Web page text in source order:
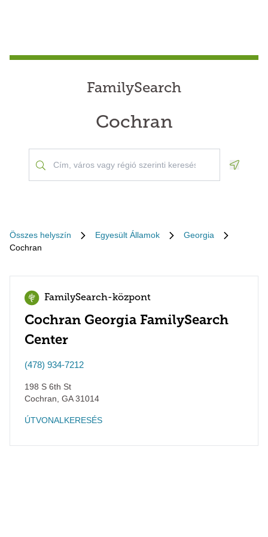
FamilySearch
Cochran
Összes helyszín Egyesült Államok
Georgia
Cochran
FamilySearch-központ
Cochran Georgia FamilySearch
Center
(478) 934-7212
198 S 6th St
Cochran GA31014
ÚTVONALKERESÉS